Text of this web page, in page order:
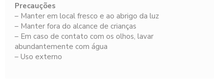
Precauções
– Manter em local fresco e ao abrigo da luz
– Manter fora do alcance de crianças
– Em caso de contato com os olhos, lavar
abundantemente com água
– Uso externo